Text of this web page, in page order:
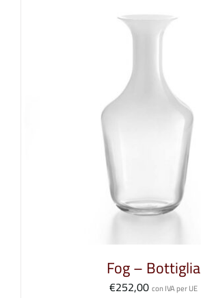
Fog – Bottiglia
€252,00 con IVA per UE